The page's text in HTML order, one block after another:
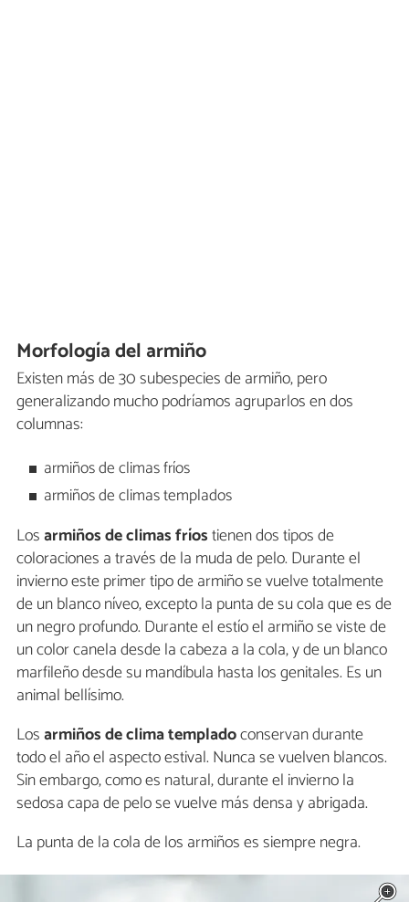
Morfología del armiño
Existen más de 30 subespecies de armiño, pero
generalizando mucho podríamos agruparlos en dos
columnas:
armiños de climas fríos
armiños de climas templados
Losarmiños de climas fríostienen dos tipos de
coloraciones a través de la muda de pelo. Durante el
invierno este primer tipo de armiño se vuelve totalmente
de un blanco níveo, excepto la punta de su cola que es de
un negro profundo. Durante el estío el armiño se viste de
un color canela desde la cabeza a la cola, y de un blanco
marfileño desde su mandíbula hasta los genitales. Es un
animal bellísimo.
Losarmiños de clima templadoconservan durante
todo el año el aspecto estival. Nunca se vuelven blancos.
Sin embargo, como es natural, durante el invierno la
sedosa capa de pelo se vuelve más densa y abrigada.
La punta de la cola de los armiños es siempre negra.